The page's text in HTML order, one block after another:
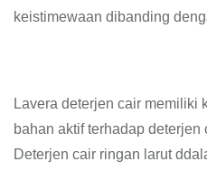
keistimewaan dibanding
Lavera deterjen cair memiliki
bahan aktif terhadap
Deterjen cair ringan larut